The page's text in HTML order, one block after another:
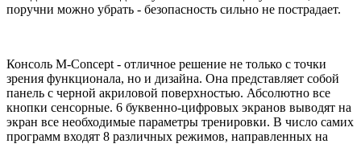
поручни можно убрать - безопасность сильно не пострадает.
Консоль M-Concept - отличное решение не только с точки
зрения функционала, но и дизайна. Она представляет собой
панель с черной акриловой поверхностью. Абсолютно все
кнопки сенсорные. 6 буквенно-цифровых экранов выводят на
экран все необходимые параметры тренировки. В число самих
программ входят 8 различных режимов, направленных на